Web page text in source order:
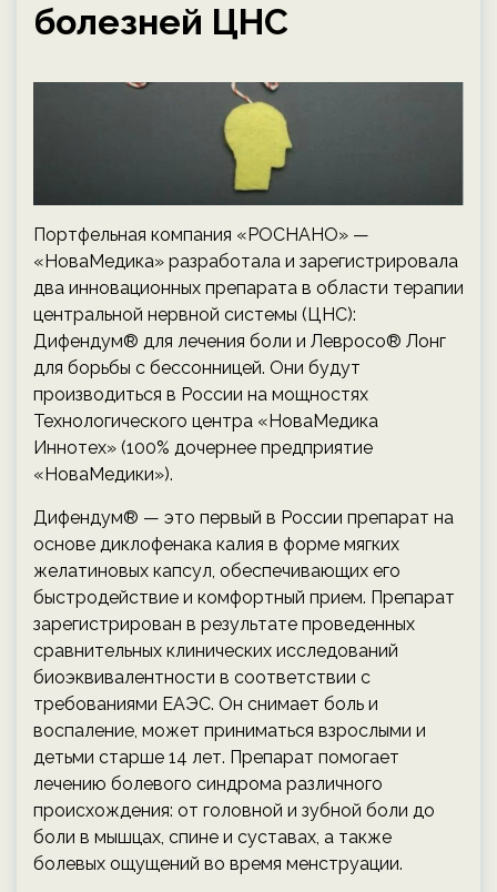
болезней ЦНС
Портфельная компания «РОСНАНО» —
«НоваМедика» разработала и зарегистрировала
два инновационных препарата в области терапии
центральной нервной системы (ЦНС):
Дифендум® для лечения боли и Левросо® Лонг
для борьбы с бессонницей. Они будут
производиться в России на мощностях
Технологического центра «НоваМедика
Иннотех» (100% дочернее предприятие
«НоваМедики»).
Дифендум® — это первый в России препарат на
основе диклофенака калия в форме мягких
желатиновых капсул, обеспечивающих его
быстродействие и комфортный прием. Препарат
зарегистрирован в результате проведенных
сравнительных клинических исследований
биоэквивалентности в соответствии с
требованиями ЕАЭС. Он снимает боль и
воспаление, может приниматься взрослыми и
детьми старше 14 лет. Препарат помогает
лечению болевого синдрома различного
происхождения: от головной и зубной боли до
боли в мышцах, спине и суставах, а также
болевых ощущений во время менструации.